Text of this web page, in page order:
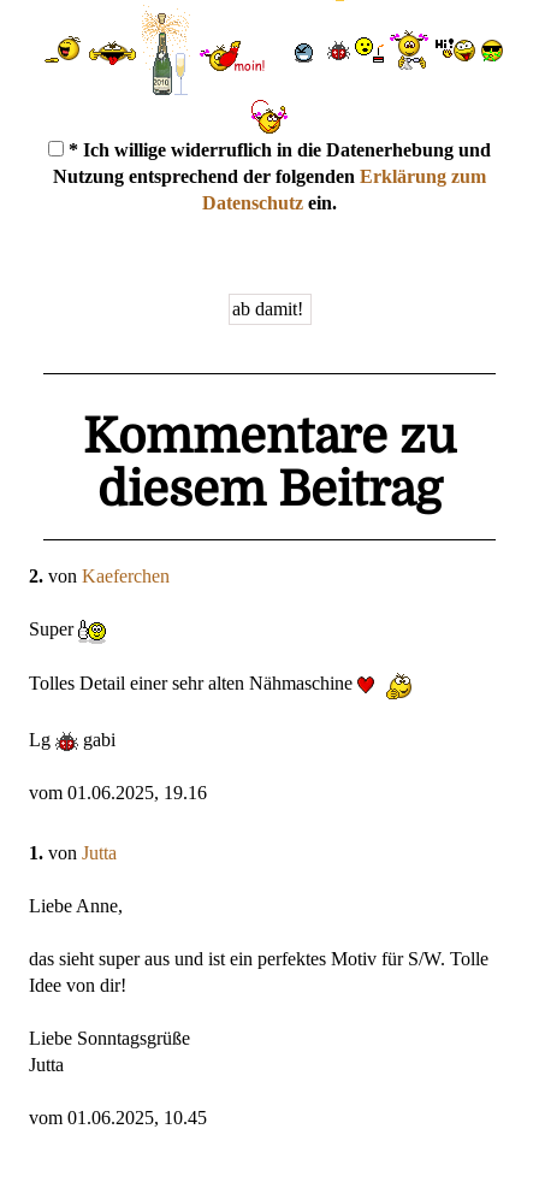
* Ich willige widerruflich in die Datenerhebung und
Nutzung entsprechend der folgenden Erklärung zum
Datenschutz ein.
Kommentare zu
diesem Beitrag
2. von Kaeferchen
Super
Tolles Detail einer sehr alten Nähmaschine
Lg gabi
vom 01.06.2025, 19.16
1. von Jutta
Liebe Anne,
das sieht super aus und ist ein perfektes Motiv für S/W. Tolle
Idee von dir!
Liebe Sonntagsgrüße
Jutta
vom 01.06.2025, 10.45